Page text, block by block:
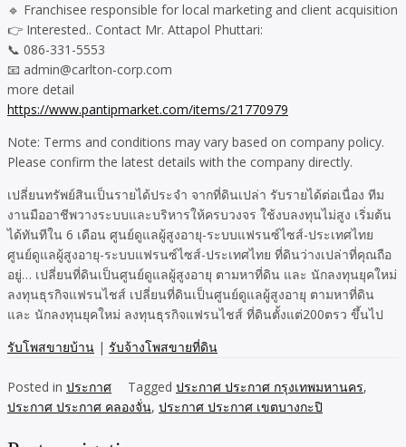
🔹 Franchisee responsible for local marketing and client acquisition
👉 Interested.. Contact Mr. Attapol Phuttari:
📞 086-331-5553
📧 admin@carlton-corp.com
more detail
https://www.pantipmarket.com/items/21770979
Note: Terms and conditions may vary based on company policy.
Please confirm the latest details with the company directly.
เปลี่ยนทรัพย์สินเป็นรายได้ประจำ จากที่ดินเปล่า รับรายได้ต่อเนื่อง ทีม
งานมืออาชีพวางระบบและบริหารให้ครบวงจร ใช้งบลงทุนไม่สูง เริ่มต้น
ได้ทันทีใน 6 เดือน ศูนย์ดูแลผู้สูงอายุ-ระบบแฟรนซ์ไซส์-ประเทศไทย
ศูนย์ดูแลผู้สูงอายุ-ระบบแฟรนซ์ไซส์-ประเทศไทย ที่ดินว่างเปล่าที่คุณถือ
อยู่… เปลี่ยนที่ดินเป็นศูนย์ดูแลผู้สูงอายุ ตามหาที่ดิน และ นักลงทุนยุคใหม่
ลงทุนธุรกิจแฟรนไชส์ เปลี่ยนที่ดินเป็นศูนย์ดูแลผู้สูงอายุ ตามหาที่ดิน
และ นักลงทุนยุคใหม่ ลงทุนธุรกิจแฟรนไชส์ ที่ดินตั้งแต่200ตรว ขึ้นไป
รับโพสขายบ้าน | รับจ้างโพสขายที่ดิน
Posted in ประกาศ Tagged ประกาศ ประกาศ กรุงเทพมหานคร,
ประกาศ ประกาศ คลองจั่น, ประกาศ ประกาศ เขตบางกะปิ